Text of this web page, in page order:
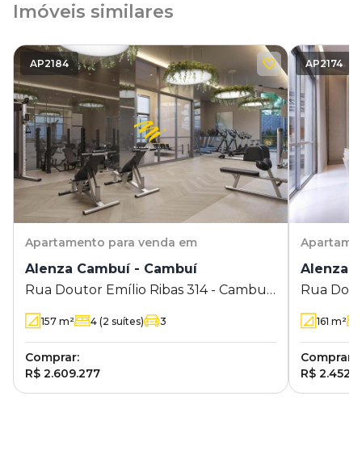
Imóveis similares
AP2184
Apartamento para venda em
Alenza Cambuí - Cambuí
Rua Doutor Emílio Ribas 314 - Cambuí
- Campinas - SP
157 m² 4 (2 suítes) 3
Comprar:
R$ 2.609.277
AP2174
Alenza
Rua
-
161 m²
Comprar:
R$